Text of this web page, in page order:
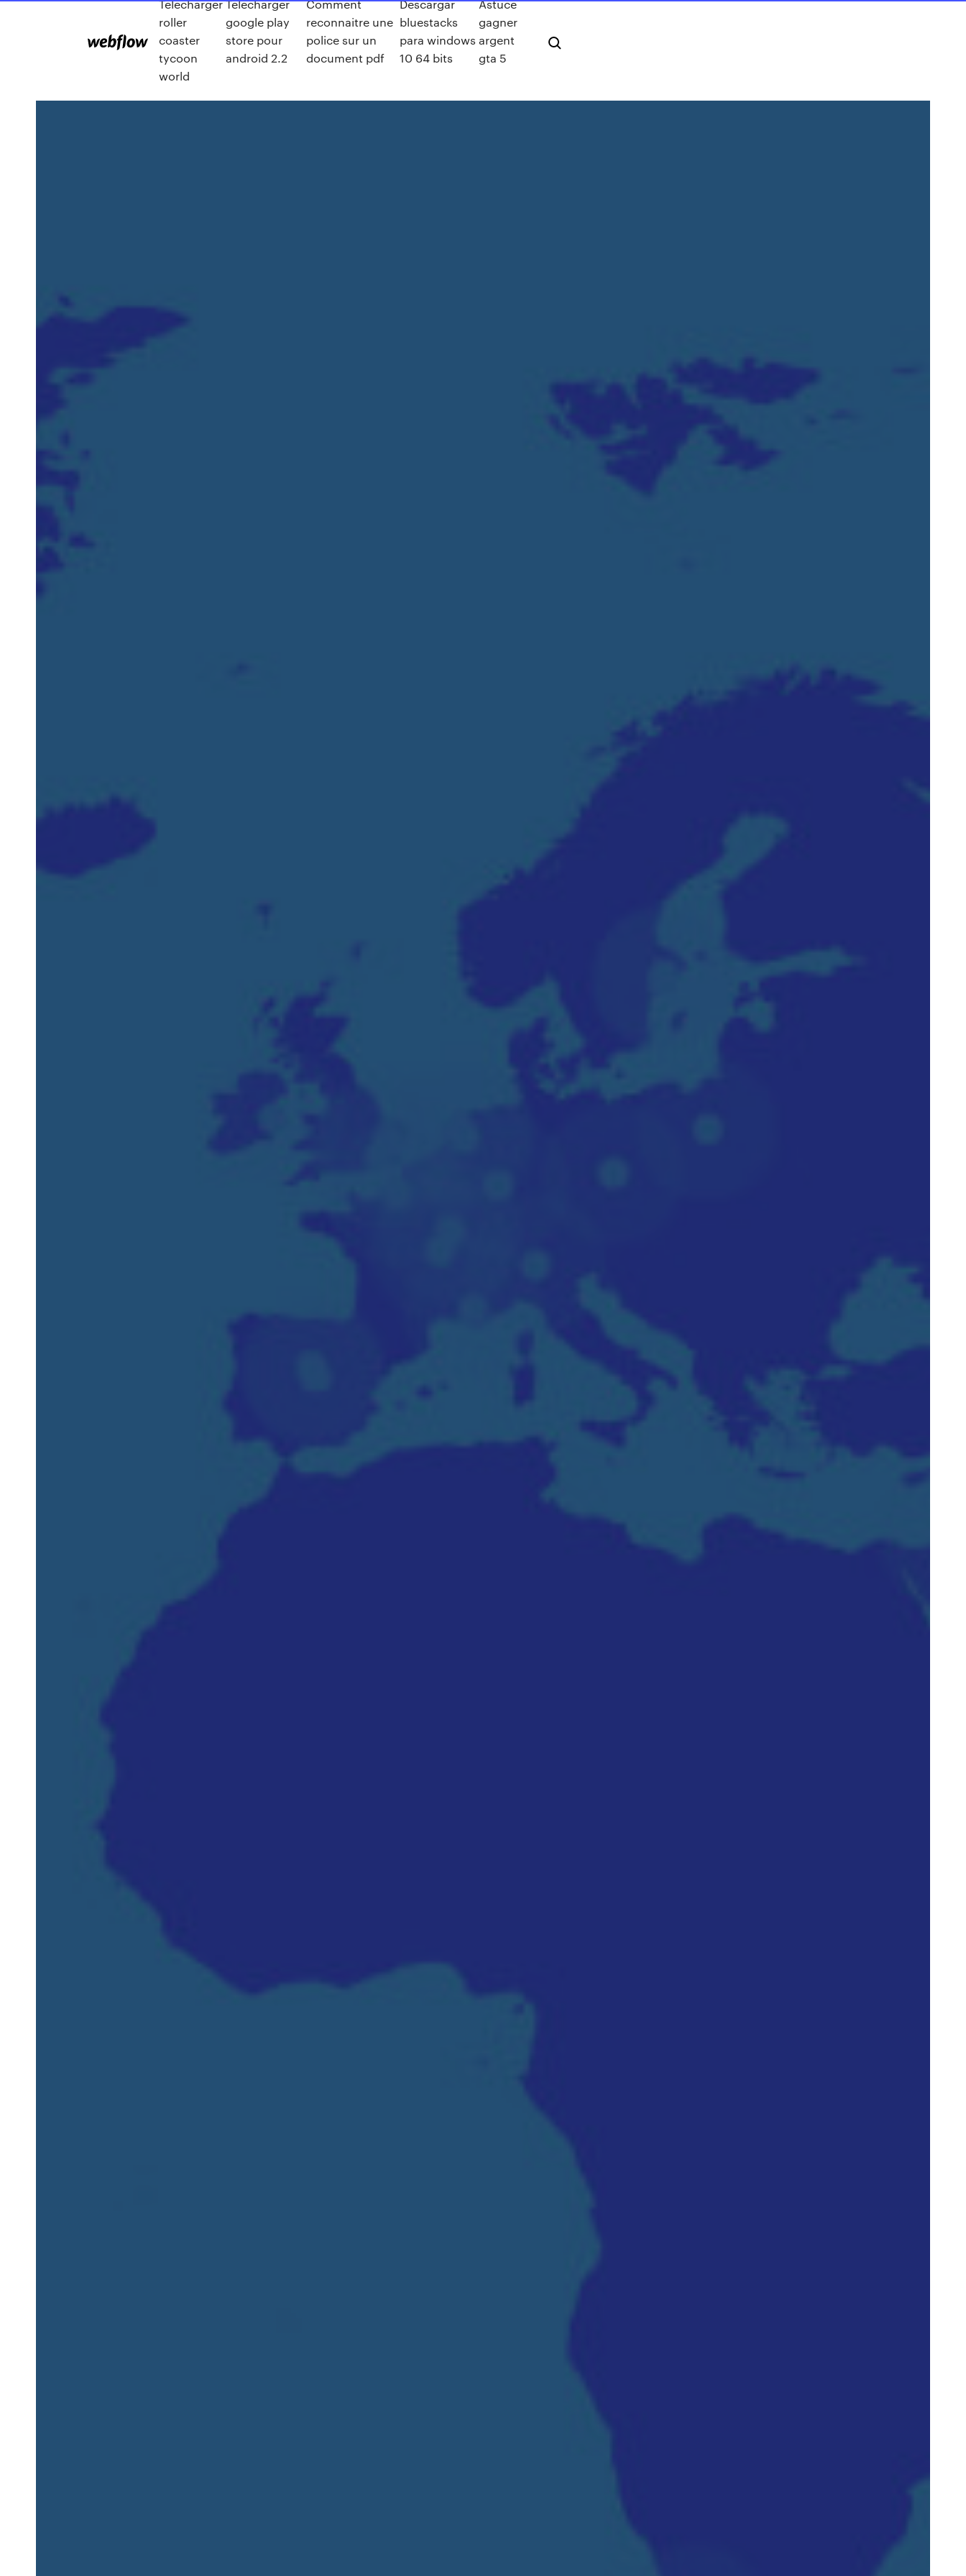
Telecharger
roller
coaster
tycoon
world
Telecharger
google play
store pour
android 2.2
Comment
reconnaitre une
police sur un
document pdf
Descargar
bluestacks
para windows
10 64 bits
Astuce
gagner
argent
gta 5